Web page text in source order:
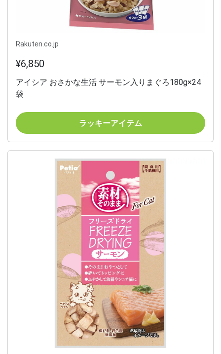
Rakuten.co.jp
¥6,850
アイシア おさかな生活 サーモン入りまぐろ180g×24
袋
ラッキーアイテム